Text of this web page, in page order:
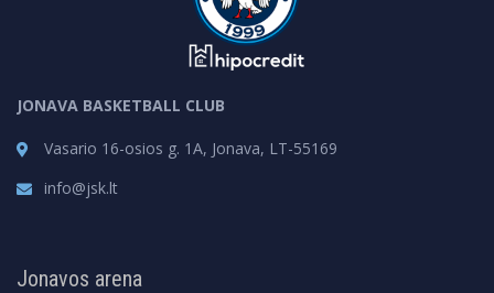
JONAVA BASKETBALL CLUB
Vasario 16-osios g. 1A, Jonava, LT-55169
info@jsk.lt
Jonavos arena